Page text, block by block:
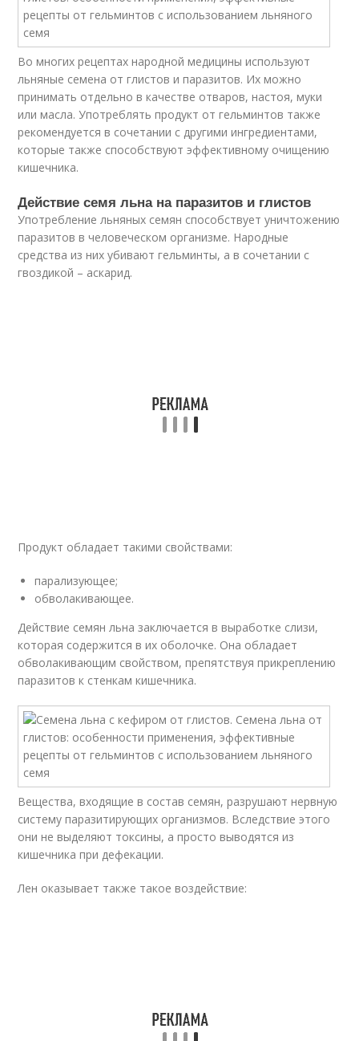
Во многих рецептах народной медицины используют
льняные семена от глистов и паразитов. Их можно
принимать отдельно в качестве отваров, настоя, муки
или масла. Употреблять продукт от гельминтов также
рекомендуется в сочетании с другими ингредиентами,
которые также способствуют эффективному очищению
кишечника.
Действие семя льна на паразитов и глистов
Употребление льняных семян способствует уничтожению
паразитов в человеческом организме. Народные
средства из них убивают гельминты, а в сочетании с
гвоздикой – аскарид.
Продукт обладает такими свойствами:
парализующее;
обволакивающее.
Действие семян льна заключается в выработке слизи,
которая содержится в их оболочке. Она обладает
обволакивающим свойством, препятствуя прикреплению
паразитов к стенкам кишечника.
Вещества, входящие в состав семян, разрушают нервную
систему паразитирующих организмов. Вследствие этого
они не выделяют токсины, а просто выводятся из
кишечника при дефекации.
Лен оказывает также такое воздействие: